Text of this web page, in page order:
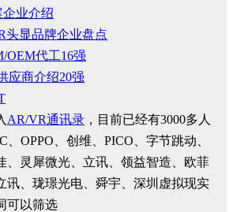
业介绍
头显品牌企业盘点
OEM代工16强
应商介绍20强
AR/VR通讯录 ，目前已经有3000多人
OPPO、创维、PICO、字节跳动、
、灵犀微光、立讯、领益智造、欧菲
讯、珑璟光电、舜宇、深圳虚拟现实
可以筛选